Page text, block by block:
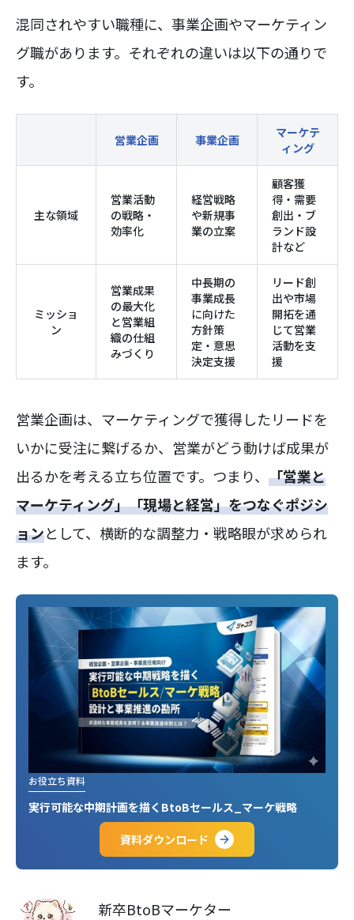
混同されやすい職種に、事業企画やマーケティン
グ職があります。それぞれの違いは以下の通りで
す。
営業企画 事業企画
マーケテ
ィング
主な領域
営業活動
の戦略・
効率化
経営戦略
や新規事
業の立案
顧客獲
得・需要
創出・ブ
ランド設
計など
ミッショ
ン
営業成果
の最大化
と営業組
織の仕組
みづくり
中長期の
事業成長
に向けた
方針策
定・意思
決定支援
リード創
出や市場
開拓を通
じて営業
活動を支
援
営業企画は、マーケティングで獲得したリードを
いかに受注に繋げるか、営業がどう動けば成果が
出るかを考える立ち位置です。つまり、 「営業と
マーケティング」「現場と経営」をつなぐポジシ
ョンとして、横断的な調整力・戦略眼が求められ
ます。
お役立ち資料
実行可能な中期計画を描くBtoBセールス_マーケ戦略
資料ダウンロード
新卒BtoBマーケター